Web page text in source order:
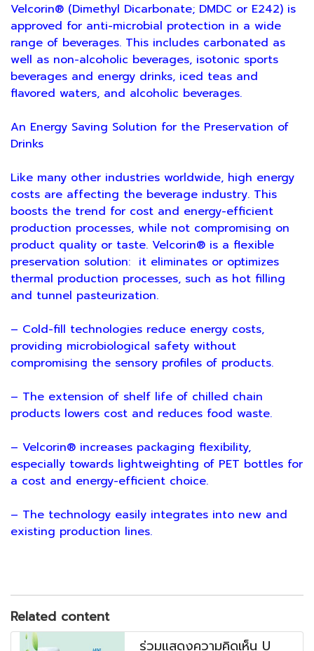
Velcorin® (Dimethyl Dicarbonate; DMDC or E242) is
approved for anti-microbial protection in a wide
range of beverages. This includes carbonated as
well as non-alcoholic beverages, isotonic sports
beverages and energy drinks, iced teas and
flavored waters, and alcoholic beverages.
An Energy Saving Solution for the Preservation of
Drinks
Like many other industries worldwide, high energy
costs are affecting the beverage industry. This
boosts the trend for cost and energy-efficient
production processes, while not compromising on
product quality or taste. Velcorin® is a flexible
preservation solution: it eliminates or optimizes
thermal production processes, such as hot filling
and tunnel pasteurization.
– Cold-fill technologies reduce energy costs,
providing microbiological safety without
compromising the sensory profiles of products.
– The extension of shelf life of chilled chain
products lowers cost and reduces food waste.
– Velcorin® increases packaging flexibility,
especially towards lightweighting of PET bottles for
a cost and energy-efficient choice.
– The technology easily integrates into new and
existing production lines.
Related content
ร่วมแสดงความคิดเห็น U